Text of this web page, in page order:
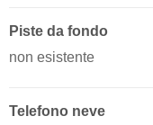
Piste da fondo
non esistente
Telefono neve